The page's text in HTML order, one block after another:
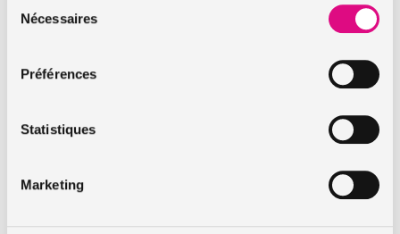
Nécessaires
Préférences
Statistiques
Marketing
changer de vêtements fréquemment.
Éviter de tondre la pelouse